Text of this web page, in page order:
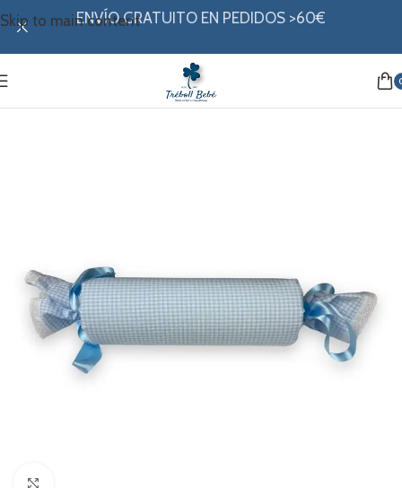
Skip to main contentENVÍO GRATUITO EN PEDIDOS >60€
Caramelos anti vuelcos